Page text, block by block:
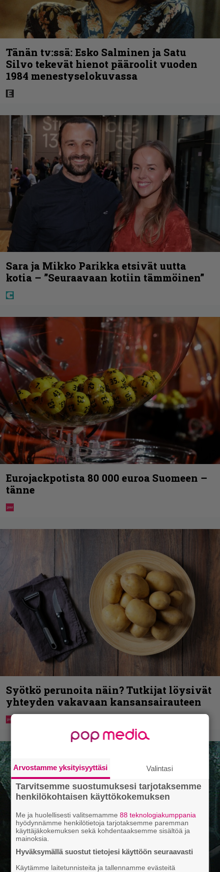
Tänän tv:ssä: Esko Salminen ja Satu
Silvo tekevät hienot pääroolit vuoden
1984 menestyselokuvassa
Sara ja Mikko Parikka etsivät uutta
kotia – ”Seuraavaan kotiin tämmöinen”
Eurojackpotista 80 000 euroa Suomeen –
tänne
Syötkö perunoita näin? Tutkijat löysivät
yhteyden vakavaan kansansairauteen
Arvostamme yksityisyyttäsi Valintasi
Tarvitsemme suostumuksesi tarjotaksemme
henkilökohtaisen käyttökokemuksen
Me ja huolellisesti valitsemamme88 teknologiakumppania
hyödynnämme henkilötietoja tarjotaksemme paremman
käyttäjäkokemuksen sekä kohdentaaksemme sisältöä ja
mainoksia.
Hyväksymällä suostut tietojesi käyttöön seuraavasti
Käytämme laitetunnisteita ja tallennamme evästeitä